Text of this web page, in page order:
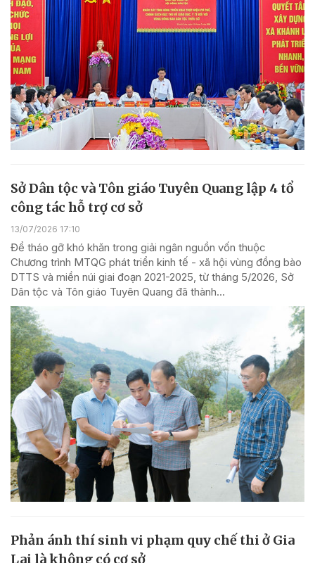
Sở Dân tộc và Tôn giáo Tuyên Quang lập 4 tổ
công tác hỗ trợ cơ sở
13/07/2026 17:10
Để tháo gỡ khó khăn trong giải ngân nguồn vốn thuộc
Chương trình MTQG phát triển kinh tế - xã hội vùng đồng bào
DTTS và miền núi giai đoạn 2021-2025, từ tháng 5/2026, Sở
Dân tộc và Tôn giáo Tuyên Quang đã thành...
Phản ánh thí sinh vi phạm quy chế thi ở Gia
Lai là không có cơ sở